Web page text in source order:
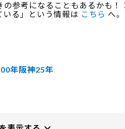
参考になることもあるかも！
る」という情報は こちら へ。
年阪神25年